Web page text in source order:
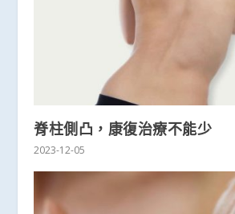
脊柱側凸，康復治療不能少
2023-12-05